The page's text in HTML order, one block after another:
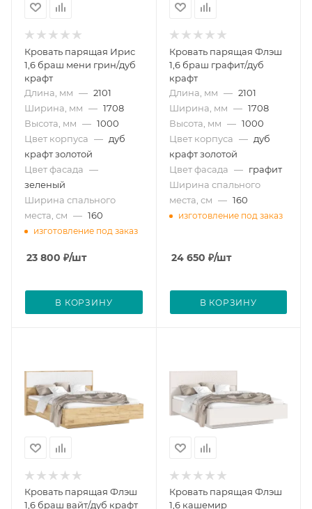
Кровать парящая Ирис
1,6 браш мени грин/дуб
крафт
Длина, мм — 2101
Ширина, мм — 1708
Высота, мм — 1000
Цвет корпуса — дуб
крафт золотой
Цвет фасада —
зеленый
Ширина спального
места, см — 160
изготовление под заказ
23 800 ₽/шт
В КОРЗИНУ
Кровать парящая Флэш
1,6 браш графит/дуб
крафт
Длина, мм — 2101
Ширина, мм — 1708
Высота, мм — 1000
Цвет корпуса — дуб
крафт золотой
Цвет фасада — графит
Ширина спального
места, см — 160
изготовление под заказ
24 650 ₽/шт
В КОРЗИНУ
Кровать парящая Флэш
1,6 браш вайт/дуб крафт
Кровать парящая Флэш
1,6 кашемир